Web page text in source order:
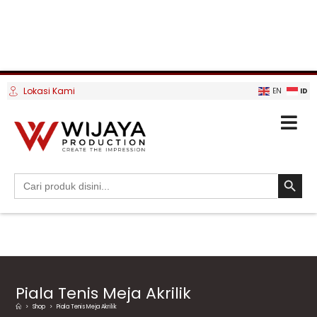
Lokasi Kami EN ID
Search
for:
SEARCH
Piala Tenis Meja Akrilik
> Shop > Piala Tenis Meja Akrilik